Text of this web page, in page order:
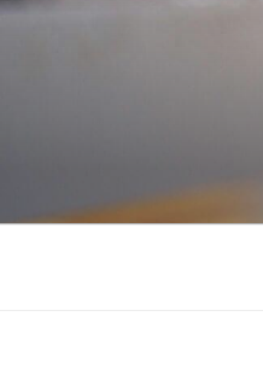
Skip